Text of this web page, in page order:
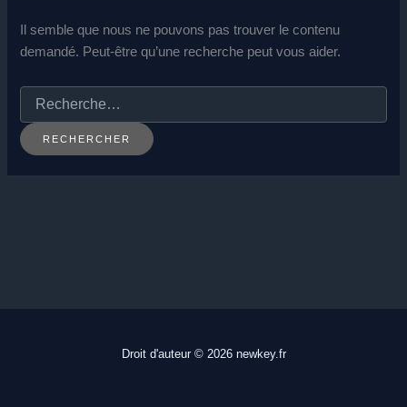
Il semble que nous ne pouvons pas trouver le contenu
demandé. Peut-être qu’une recherche peut vous aider.
Droit d'auteur © 2026 newkey.fr